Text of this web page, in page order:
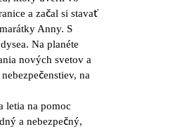
a začal si stavať
Anny. S
Na planéte
nových svetov a
na
letia na pomoc
a nebezpečný,